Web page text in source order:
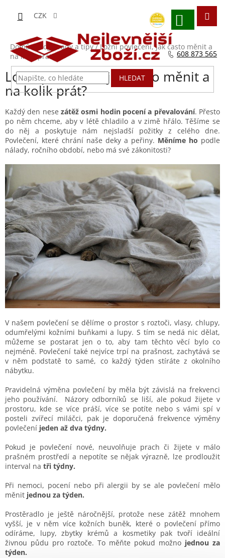
obsah
CZK
HLEDAT
NÁKUPNÍ
KOŠÍK
Domů / Blog - rady a tipy / Ložní povlečení, jak často měnit a
na kolik prát?
Ložní povlečení, jak často měnit a
na kolik prát?
Každý den nese zátěž osmi hodin pocení a převalování. Přesto
po něm chceme, aby v létě chladilo a v zimě hřálo. Těšíme se
do něj a poskytuje nám nejsladší požitky z celého dne.
Povlečení, které chrání naše deky a peřiny. Měníme ho podle
nálady, ročního období, nebo má své zákonitosti?
V našem povlečení se dělíme o prostor s roztoči, vlasy, chlupy,
odumřelými kožními buňkami a lupy. S tím se nedá nic dělat,
můžeme se postarat jen o to, aby tam těchto věcí bylo co
nejméně. Povlečení také nejvíce trpí na prašnost, zachytává se
v něm podstatě to samé, co každý týden stíráte z okolního
nábytku.
Pravidelná výměna povlečení by měla být závislá na frekvenci
jeho používání. Názory odborníků se liší, ale pokud žijete v
prostoru, kde se více práší, více se potíte nebo s vámi spí v
posteli zvířecí miláčci, pak je doporučená frekvence výměny
povlečení jeden až dva týdny.
Pokud je povlečení nové, neuvolňuje prach či žijete v málo
prašném prostředí a nepotíte se nějak výrazně, lze prodloužit
interval na tři týdny.
Při nemoci, pocení nebo při alergii by se ale povlečení mělo
měnit jednou za týden.
Prostěradlo je ještě náročnější, protože nese zátěž mnohem
vyšší, je v něm více kožních buněk, které o povlečení přímo
odíráme, lupy, zbytky krémů a kosmetiky pak tvoří ideální
živnou půdu pro roztoče. To měňte pokud možno jednou za
týden.
608 873 565